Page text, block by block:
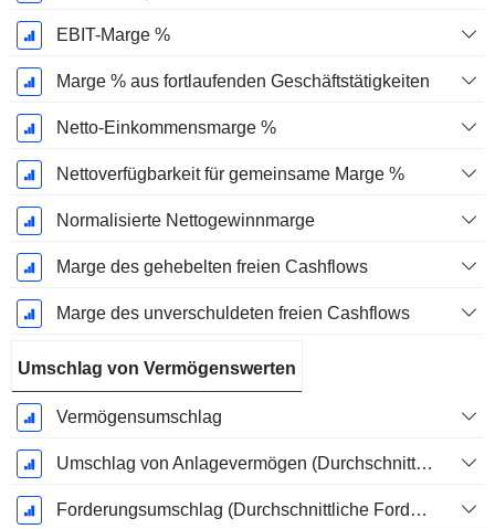
EBIT-Marge %
Marge % aus fortlaufenden Geschäftstätigkeiten
Netto-Einkommensmarge %
Nettoverfügbarkeit für gemeinsame Marge %
Normalisierte Nettogewinnmarge
Marge des gehebelten freien Cashflows
Marge des unverschuldeten freien Cashflows
Umschlag von Vermögenswerten
Vermögensumschlag
Umschlag von Anlagevermögen (Durchschnittliches Anlagevermögen)
Forderungsumschlag (Durchschnittliche Forderungen)